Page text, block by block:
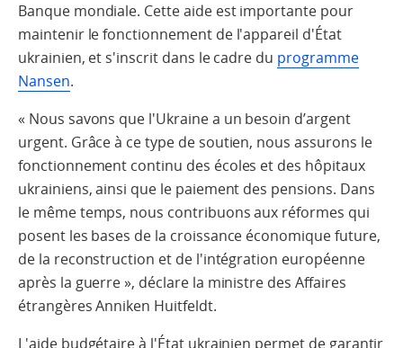
Banque mondiale. Cette aide est importante pour
maintenir le fonctionnement de l'appareil d'État
ukrainien, et s'inscrit dans le cadre du programme
Nansen.
« Nous savons que l'Ukraine a un besoin d’argent
urgent. Grâce à ce type de soutien, nous assurons le
fonctionnement continu des écoles et des hôpitaux
ukrainiens, ainsi que le paiement des pensions. Dans
le même temps, nous contribuons aux réformes qui
posent les bases de la croissance économique future,
de la reconstruction et de l'intégration européenne
après la guerre », déclare la ministre des Affaires
étrangères Anniken Huitfeldt.
L'aide budgétaire à l'État ukrainien permet de garantir